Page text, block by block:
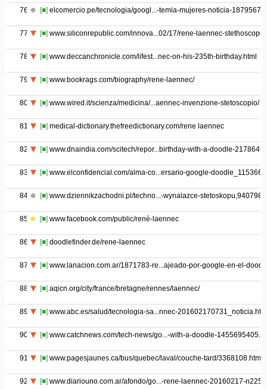
76 [■]elcomercio.pe/tecnologia/googl...-temia-mujeres-noticia-1879567
77 [■]www.siliconrepublic.com/innova...02/17/rene-laennec-stethoscope
78 [■]www.deccanchronicle.com/lifest...nec-on-his-235th-birthday.html
79 [■]www.bookrags.com/biography/rene-laennec/
80 [■]www.wired.it/scienza/medicina/...aennec-invenzione-stetoscopio/
81 [■]medical-dictionary.thefreedictionary.com/rene laennec
82 [■]www.dnaindia.com/scitech/repor...birthday-with-a-doodle-2178649
83 [■]www.elconfidencial.com/alma-co...ersario-google-
84 [■]www.dziennikzachodni.pl/techno...-wynalazce-
85 [■]www.facebook.com/public/rené-laennec
86 [■]doodlefinder.de/rene-laennec
87 [■]www.lanacion.com.ar/1871783-re...ajeado-por-google-en-el-
88 [■]aqicn.org/city/france/bretagne/rennes/laennec/
89 [■]www.abc.es/salud/tecnologia-sa...nnec-
90 [■]www.catchnews.com/tech-news/go...-with-a-doodle-
91 [■]www.pagesjaunes.ca/bus/quebec/laval/couche-tard/3368108.html
92 [■]www.diariouno.com.ar/afondo/go...-rene-laennec-20160217-